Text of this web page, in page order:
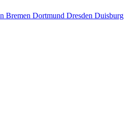
Bremen Dortmund Dresden Duisburg